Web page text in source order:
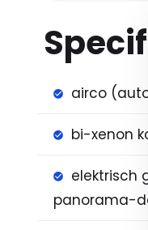
airco
bi-xenon
elektrisch
panorama-